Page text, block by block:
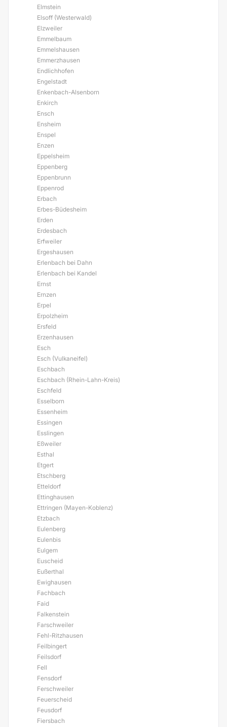
Elmstein
Elsoff (Westerwald)
Elzweiler
Emmelbaum
Emmelshausen
Emmerzhausen
Endlichhofen
Engelstadt
Enkenbach-Alsenborn
Enkirch
Ensch
Ensheim
Enspel
Enzen
Eppelsheim
Eppenberg
Eppenbrunn
Eppenrod
Erbach
Erbes-Büdesheim
Erden
Erdesbach
Erfweiler
Ergeshausen
Erlenbach bei Dahn
Erlenbach bei Kandel
Ernst
Ernzen
Erpel
Erpolzheim
Ersfeld
Erzenhausen
Esch
Esch (Vulkaneifel)
Eschbach
Eschbach (Rhein-Lahn-Kreis)
Eschfeld
Esselborn
Essenheim
Essingen
Esslingen
Eßweiler
Esthal
Etgert
Etschberg
Etteldorf
Ettinghausen
Ettringen (Mayen-Koblenz)
Etzbach
Eulenberg
Eulenbis
Eulgem
Euscheid
Eußerthal
Ewighausen
Fachbach
Faid
Falkenstein
Farschweiler
Fehl-Ritzhausen
Feilbingert
Feilsdorf
Fell
Fensdorf
Ferschweiler
Feuerscheid
Feusdorf
Fiersbach